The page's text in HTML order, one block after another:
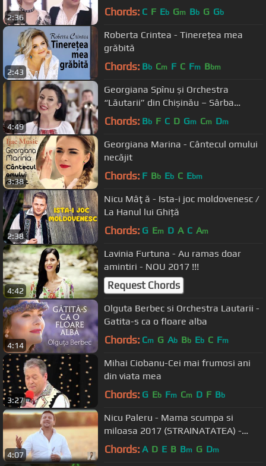
2:36
Video) ⓒ100%✔️ 𝐕𝐄𝐙𝐈 𝐓𝐎𝐓❣️
Chords: C F Eb Gm Bb G Gb
2:43
Roberta Crintea - Tinerețea mea
grăbită
Chords: Bb Cm F C Fm Bbm
4:49
Georgiana Spînu și Orchestra
“Lăutarii” din Chișinău – Sârba
dorului (Official Video)
Chords: Bb F C D Gm Cm Dm
3:38
Georgiana Marina - Cântecul omului
necăjit
Chords: F Bb Eb C Ebm
2:38
Nicu Mâţă - Ista-i joc moldovenesc /
La Hanul lui Ghiță
Chords: G Em D A C Am
4:42
Lavinia Furtuna - Au ramas doar
amintiri - NOU 2017 !!!
Request Chords
4:14
Olguta Berbec si Orchestra Lautarii -
Gatita-s ca o floare alba
Chords: Cm G Ab Bb Eb C Fm
3:27
Mihai Ciobanu-Cei mai frumosi ani
din viata mea
Chords: G Eb Fm Cm D F Bb
4:07
Nicu Paleru - Mama scumpa si
miloasa 2017 (STRAINATATEA) -
VIDEOCLIP OFICIAL
Chords: A D E B Bm G Dm